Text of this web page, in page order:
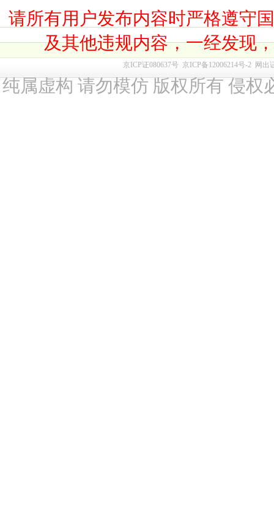
请所有用户发布内容时严格遵守
及其他违规内容，一经发现
京ICP证080637号 京ICP备12006214号-2 网出
纯属虚构 请勿模仿 版权所有 侵权